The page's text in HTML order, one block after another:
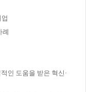
례
인 도움을 받은 혁신·